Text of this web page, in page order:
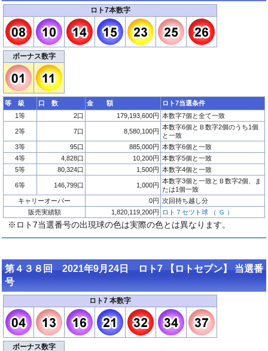
ロト7本数字
ボーナス数字
等 級 口 数 金 額
ロト7当選条件
1等
2口 179,193,600円 本数字7個と全て一致
2等 7口 8,580,100円
本数字6個とＢ数字2個のうち1個
と一致
3等
95口 885,000円 本数字6個と一致
4等
4,828口 10,200円 本数字5個と一致
5等
80,324口 1,500円 本数字4個と一致
6等 146,799口 1,000円
本数字3個と一致とＢ数字2個、ま
たは1個一致
キャリーオーバー
0円 次回持ち越し分
販売実績額
1,820,119,200円 ロト７セツト球 （ Ｇ ）
※ロト7当選番号の出現球の色は実際の色とは異なります。
第４３８回 2021年9月24日 ロト7 【ロトセブン】 当選番
号
ロト7 本数字
ボーナス数字